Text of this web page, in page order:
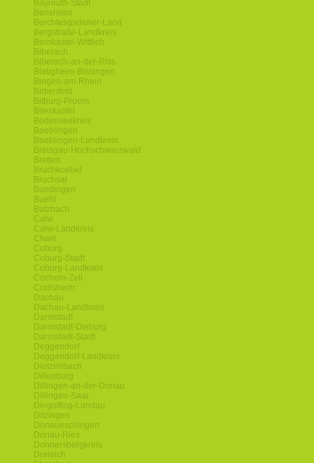
Bayreuth-Stadt
Bensheim
Berchtesgadener-Land
Bergstraße-Landkreis
Bernkastel-Wittlich
Biberach
Biberach-an-der-Riss
Bietigheim-Bissingen
Bingen-am-Rhein
Birkenfeld
Bitburg-Pruem
Blieskastel
Bodenseekreis
Boeblingen
Boeblingen-Landkreis
Breisgau-Hochschwarzwald
Bretten
Bruchkoebel
Bruchsal
Buedingen
Buehl
Butzbach
Calw
Calw-Landkreis
Cham
Coburg
Coburg-Stadt
Coburg-Landkreis
Cochem-Zell
Crailsheim
Dachau
Dachau-Landkreis
Darmstadt
Darmstadt-Dieburg
Darmstadt-Stadt
Deggendorf
Deggendorf-Landkreis
Dietzenbach
Dillenburg
Dillingen-an-der-Donau
Dillingen-Saar
Dingolfing-Landau
Ditzingen
Donaueschingen
Donau-Ries
Donnersbergkreis
Dreieich